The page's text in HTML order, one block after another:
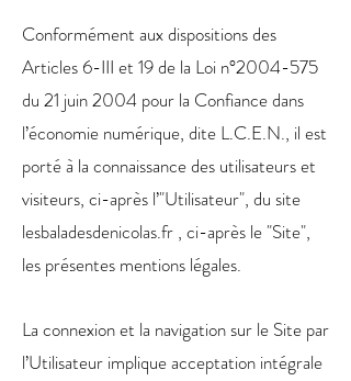
Conformément aux dispositions des
Articles 6-III et 19 de la Loi n°2004-575
du 21 juin 2004 pour la Confiance dans
l’économie numérique, dite L.C.E.N., il est
porté à la connaissance des utilisateurs et
visiteurs, ci-après l’"Utilisateur", du site
lesbaladesdenicolas.fr , ci-après le "Site",
les présentes mentions légales.
La connexion et la navigation sur le Site par
l’Utilisateur implique acceptation intégrale